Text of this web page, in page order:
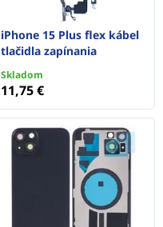
iPhone 15 Plus flex kábel
tlačidla zapínania
Skladom
11,75 €